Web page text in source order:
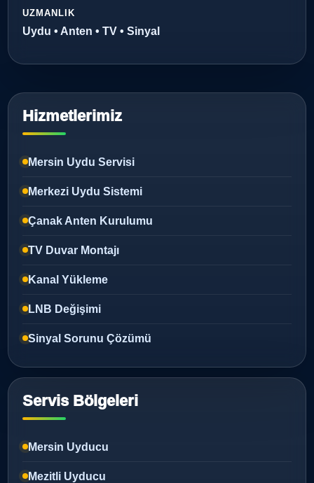
UZMANLIK
Uydu • Anten • TV • Sinyal
Hizmetlerimiz
Mersin Uydu Servisi
Merkezi Uydu Sistemi
Çanak Anten Kurulumu
TV Duvar Montajı
Kanal Yükleme
LNB Değişimi
Sinyal Sorunu Çözümü
Servis Bölgeleri
Mersin Uyducu
Mezitli Uyducu